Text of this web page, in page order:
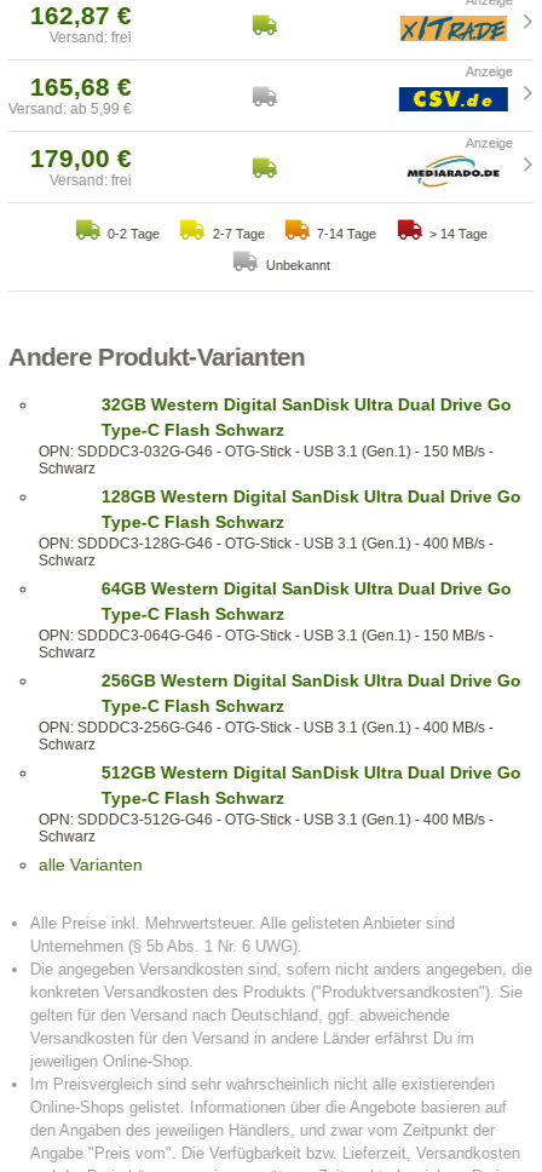
162,87 €
Versand: frei
165,68 €
Versand: ab 5,99 €
179,00 €
Versand: frei
0-2 Tage 2-7 Tage 7-14 Tage > 14 Tage
Unbekannt
Andere Produkt-Varianten
32GB Western Digital SanDisk Ultra Dual Drive Go
Type-C Flash Schwarz
OPN: SDDDC3-032G-G46 - OTG-Stick - USB 3.1 (Gen.1) - 150 MB/s -
Schwarz
128GB Western Digital SanDisk Ultra Dual Drive Go
Type-C Flash Schwarz
OPN: SDDDC3-128G-G46 - OTG-Stick - USB 3.1 (Gen.1) - 400 MB/s -
Schwarz
64GB Western Digital SanDisk Ultra Dual Drive Go
Type-C Flash Schwarz
OPN: SDDDC3-064G-G46 - OTG-Stick - USB 3.1 (Gen.1) - 150 MB/s -
Schwarz
256GB Western Digital SanDisk Ultra Dual Drive Go
Type-C Flash Schwarz
OPN: SDDDC3-256G-G46 - OTG-Stick - USB 3.1 (Gen.1) - 400 MB/s -
Schwarz
512GB Western Digital SanDisk Ultra Dual Drive Go
Type-C Flash Schwarz
OPN: SDDDC3-512G-G46 - OTG-Stick - USB 3.1 (Gen.1) - 400 MB/s -
Schwarz
alle Varianten